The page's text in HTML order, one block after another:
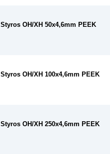
Styros OH/XH 50x4,6mm PEEK
Styros OH/XH 100x4,6mm PEEK
Styros OH/XH 250x4,6mm PEEK